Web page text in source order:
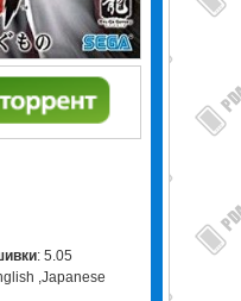
: 5.05
,Japanese